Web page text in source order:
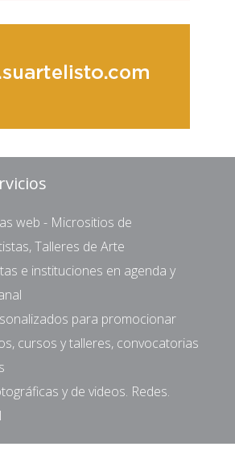
web - Micrositios de
Talleres de Arte
e instituciones en agenda y
para promocionar
cursos y talleres, convocatorias
y de videos. Redes.